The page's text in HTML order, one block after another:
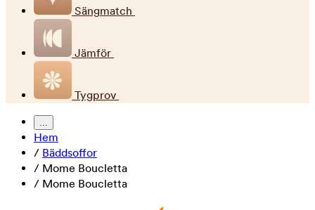
Sängmatch
Jämför
Tygprov
...
Hem
/ Bäddsoffor
/ Mome Boucletta
/ Mome Boucletta